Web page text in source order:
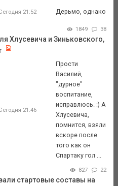
21:52 Дерьмо, однако
1849 38
Хлусевича и Зиньковского,
21:46
Прости
Василий,
"дурное"
воспитание,
исправлюсь. :) А
Хлусевича,
помнится, взяли
вскоре после
того как он
Спартаку гол ...
827 22
стартовые составы на